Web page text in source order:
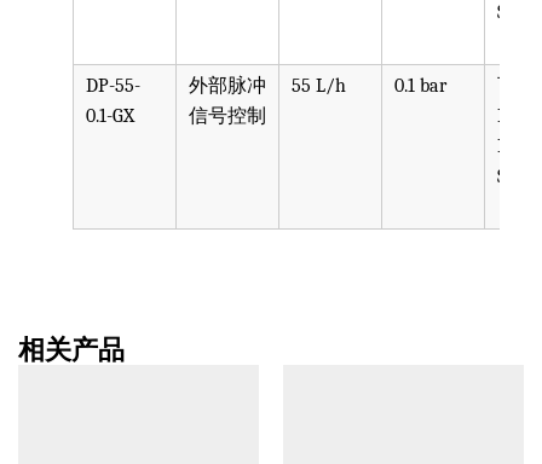
SST,
DP-55-
0.1-GX
外部脉冲
信号控制
55 L/h 0.1 bar
可选
PPV,
PVDF,
SST,
相关产品